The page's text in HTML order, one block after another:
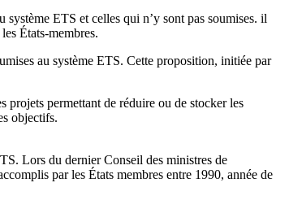
système ETS et celles qui n’y sont pas soumises. il
États-membres.
au système ETS. Cette proposition, initiée par
permettant de réduire ou de stocker les
objectifs.
Lors du dernier Conseil des ministres de
par les États membres entre 1990, année de